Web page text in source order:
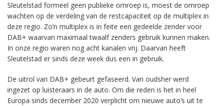
Sleutelstad formeel geen publieke omroep is, moest de omroep
wachten op de verdeling van de restcapaciteit op de multiplex in
deze regio. Zo’n multiplex is in feite een gedeelde zender voor
DAB+ waarvan maximaal twaalf zenders gebruik kunnen maken.
In onze regio waren nog acht kanalen vrij. Daarvan heeft
Sleutelstad er sinds deze week dus een in gebruik.
De uitrol van DAB+ gebeurt gefaseerd. Van oudsher werd
ingezet op luisteraars in de auto. Om die reden is het in heel
Europa sinds december 2020 verplicht om nieuwe auto’s uit te